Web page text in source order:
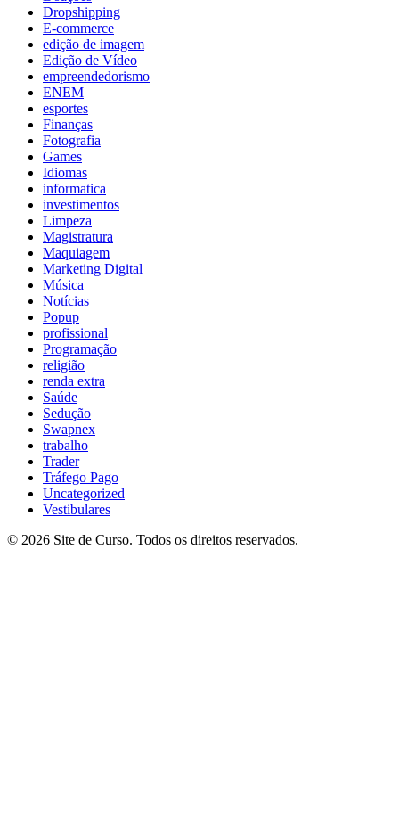
Dropshipping
E-commerce
edição de imagem
Edição de Vídeo
empreendedorismo
ENEM
esportes
Finanças
Fotografia
Games
Idiomas
informatica
investimentos
Limpeza
Magistratura
Maquiagem
Marketing Digital
Música
Notícias
Popup
profissional
Programação
religião
renda extra
Saúde
Sedução
Swapnex
trabalho
Trader
Tráfego Pago
Uncategorized
Vestibulares
© 2026 Site de Curso. Todos os direitos reservados.